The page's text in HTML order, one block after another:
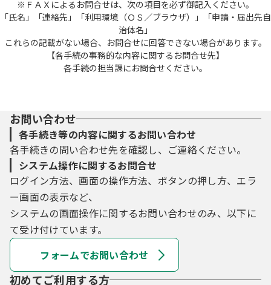
※ＦＡＸによるお問合せは、次の項目を必ず御記入ください。
「氏名」「連絡先」「利用環境（ＯＳ／ブラウザ）」「申請・届出先自
治体名」
これらの記載がない場合、お問合せに回答できない場合があります。
【各手続の事務的な内容に関するお問合せ先】
各手続の担当課にお問合せください。
お問い合わせ
各手続き等の内容に関するお問い合わせ
各手続きの問い合わせ先を確認し、ご連絡ください。
システム操作に関するお問合せ
ログイン方法、画面の操作方法、ボタンの押し方、エラ
ー画面の表示など、
システムの画面操作に関するお問い合わせのみ、以下に
て受け付けています。
フォームでお問い合わせ
初めてご利用する方